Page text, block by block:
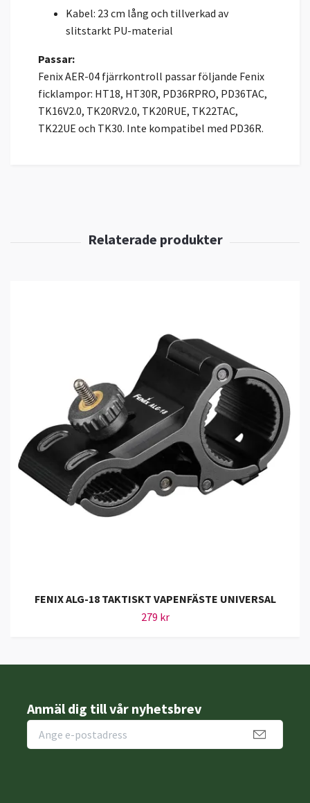
Kabel: 23 cm lång och tillverkad av
slitstarkt PU-material
Passar:
Fenix AER-04 fjärrkontroll passar följande Fenix
ficklampor: HT18, HT30R, PD36RPRO, PD36TAC,
TK16V2.0, TK20RV2.0, TK20RUE, TK22TAC,
TK22UE och TK30. Inte kompatibel med PD36R.
FENIX ALG-18 TAKTISKT VAPENFÄSTE UNIVERSAL
279 kr
Anmäl dig till vår nyhetsbrev